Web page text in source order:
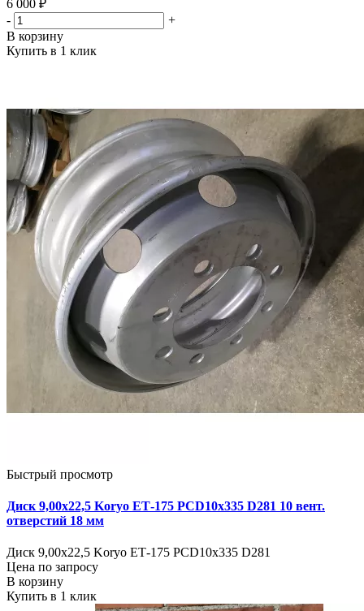
6 000 ₽
-
+
В корзину
Купить в 1 клик
Быстрый просмотр
Диск 9,00х22,5 Koryo ЕТ-175 PCD10x335 D281 10 вент.
отверстий 18 мм
Диск 9,00х22,5 Koryo ЕТ-175 PCD10x335 D281
Цена по запросу
В корзину
Купить в 1 клик